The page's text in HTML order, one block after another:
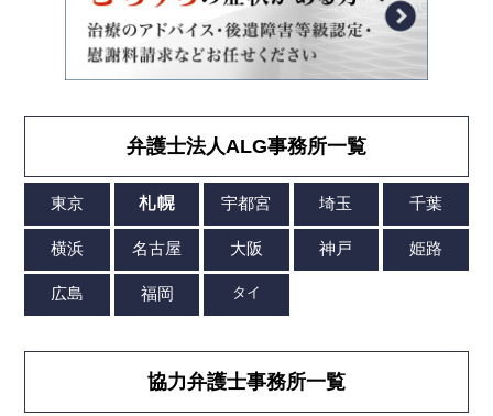
弁護士法人ALG事務所一覧
協力弁護士事務所一覧